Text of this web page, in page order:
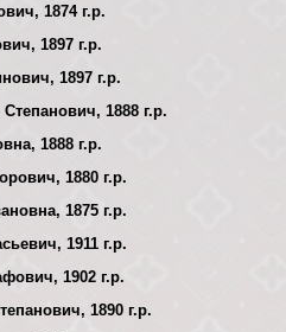
1874 г.р.
1897 г.р.
1897 г.р.
1888 г.р.
1888 г.р.
1880 г.р.
1875 г.р.
1911 г.р.
1902 г.р.
1890 г.р.